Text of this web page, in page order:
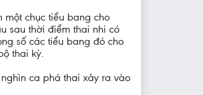
một chục tiểu bang cho
sau thời điểm thai nhi có
số các tiểu bang đó cho
thai kỳ.
ca phá thai xảy ra vào